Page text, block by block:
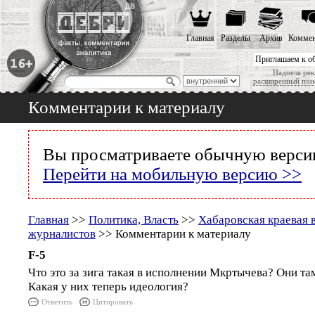
Приглашаем к
Надоела
расширенный
Главная Разделы Архив
Комментарии к материалу
Вы просматриваете обычную
Перейти на мобильную версию >>
Главная >> Политика, Власть >> Хабаровская краевая
журналистов >> Комментарии к материалу
F-5
Что это за зига такая в исполнении Мкртычева? Они
Какая у них теперь идеология?
Ответить Цитировать